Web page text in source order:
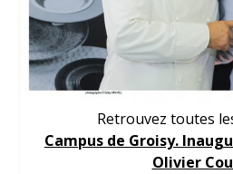
Retrouvez toutes
Campus de Groisy.
Olivier